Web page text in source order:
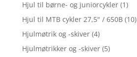
Hjul til børne- og juniorcykler (1)
Hjul til MTB cykler 27,5" / 650B (10)
Hjulmøtrik og -skiver (4)
Hjulmøtrikker og -skiver (5)